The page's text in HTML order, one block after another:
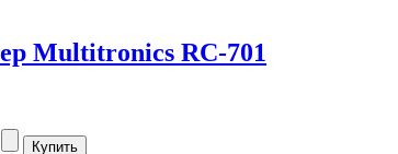
Multitronics RC-701